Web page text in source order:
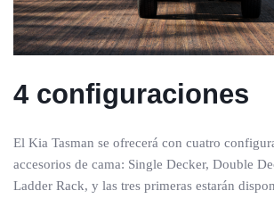
4 configuraciones
El Kia Tasman se ofrecerá con cuatro
accesorios de cama: Single Decker, Double
Ladder Rack, y las tres primeras estarán